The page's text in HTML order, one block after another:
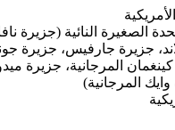
الصغيرة النائية (جزيرة
جزيرة جارفيس، جزيرة
المرجانية، جزيرة
وايك المرجانية)